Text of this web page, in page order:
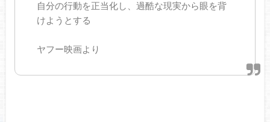
自分の行動を正当化し、過酷な現実から眼を背
けようとする
ヤフー映画より